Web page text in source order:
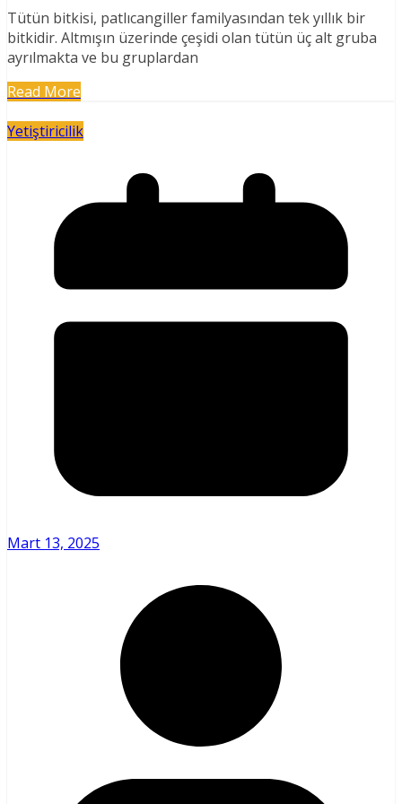
Tütün bitkisi, patlıcangiller familyasından tek yıllık bir
bitkidir. Altmışın üzerinde çeşidi olan tütün üç alt gruba
ayrılmakta ve bu gruplardan
Read More
Yetiştiricilik
Mart 13, 2025